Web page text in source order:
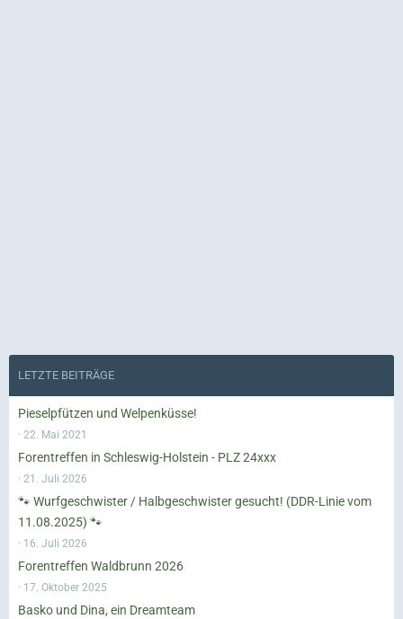
LETZTE BEITRÄGE
Pieselpfützen und Welpenküsse!
22. Mai 2021
Forentreffen in Schleswig-Holstein - PLZ 24xxx
21. Juli 2026
🐾 Wurfgeschwister / Halbgeschwister gesucht! (DDR-Linie vom
11.08.2025) 🐾
16. Juli 2026
Forentreffen Waldbrunn 2026
17. Oktober 2025
Basko und Dina, ein Dreamteam